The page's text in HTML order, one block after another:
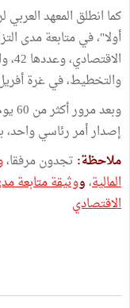
كما انطلق المعهد
أولا"، في متابعة مدى
والتخطيط، في غرة أفريل 2022، في إطار 4 محاور
إصدار أمر رئاسي واحد، بتاريخ 23
ملاحظة: تجدون مرفقا،
المالية،ووثيقة متابعة
الاقتصادي